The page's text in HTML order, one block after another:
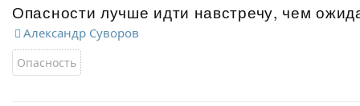
Опасности лучше идти навстречу, чем
Александр Суворов
Опасность